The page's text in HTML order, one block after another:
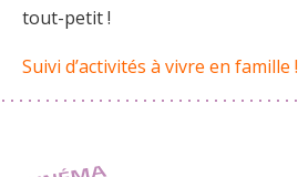
tout-petit !
Suivi d’activités à vivre en famille !